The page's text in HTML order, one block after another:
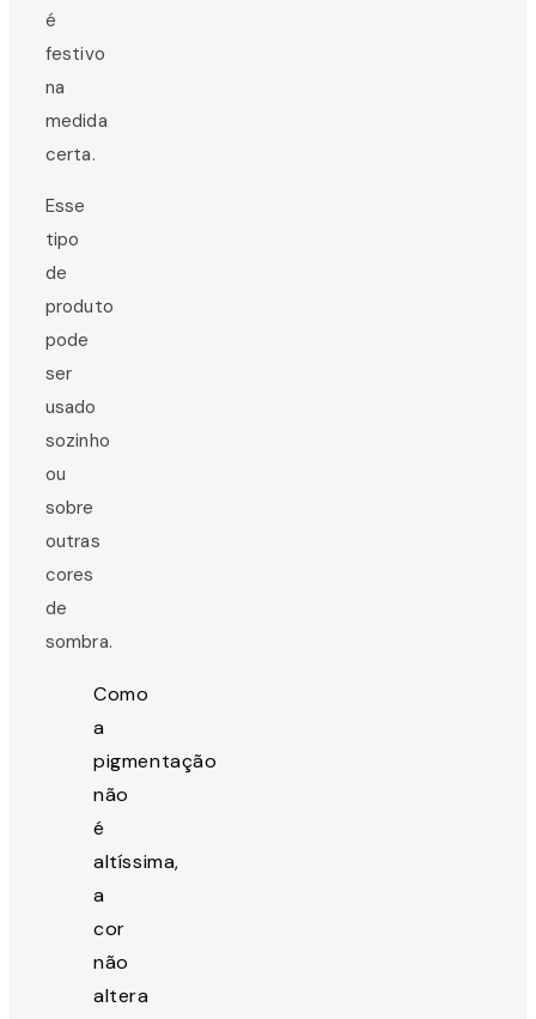
é
festivo
na
medida
certa.
Esse
tipo
de
produto
pode
ser
usado
sozinho
ou
sobre
outras
cores
de
sombra.
Como
a
pigmentação
não
é
altíssima,
a
cor
não
altera